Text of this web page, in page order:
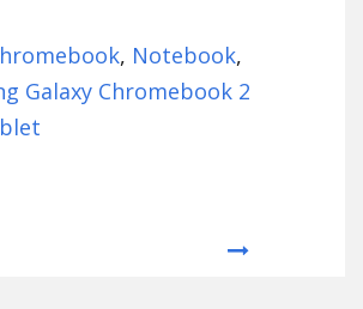
, Notebook,
Galaxy Chromebook 2